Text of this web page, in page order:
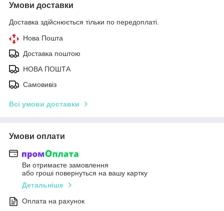
Умови доставки
Доставка здійснюється тільки по передоплаті.
Нова Пошта
Доставка поштою
НОВА ПОШТА
Самовивіз
Всі умови доставки
Умови оплати
Ви отримаєте замовлення
або гроші повернуться на вашу картку
Детальніше
Оплата на рахунок